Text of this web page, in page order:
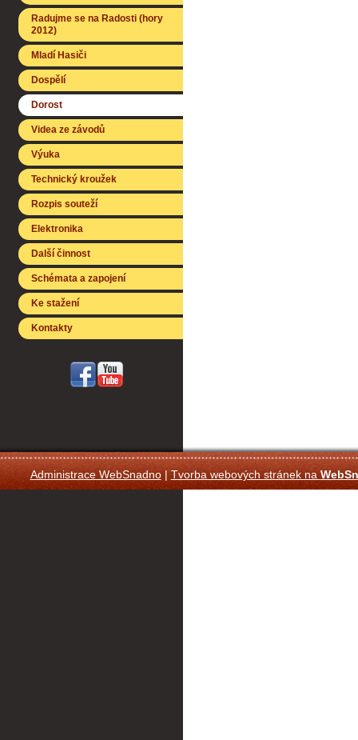
Radujme se na Radosti (hory
2012)
Mladí Hasiči
Dospělí
Dorost
Videa ze závodů
Výuka
Technický kroužek
Rozpis souteží
Elektronika
Další činnost
Schémata a zapojení
Ke stažení
Kontakty
Administrace WebSnadno|Tvorba webových stránek na